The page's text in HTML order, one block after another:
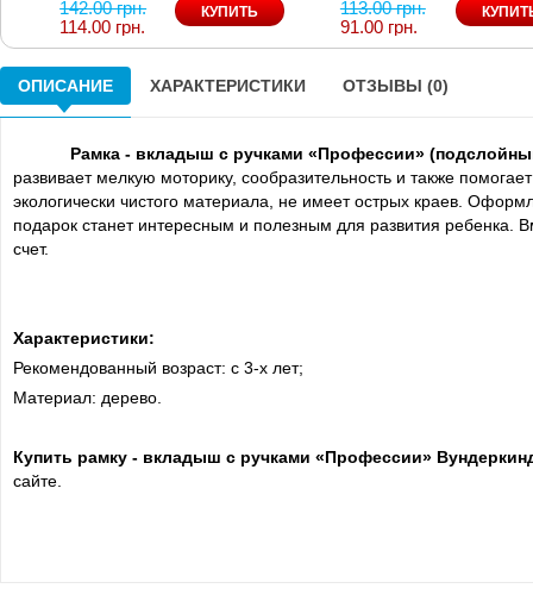
142.00 грн.
114.00 грн.
113.00 грн.
91.00 грн.
ОПИСАНИЕ ХАРАКТЕРИСТИКИ ОТЗЫВЫ (0)
Рамка - вкладыш с ручками «Профессии»
развивает мелкую моторику, сообразительность и также
экологически чистого материала, не имеет острых краев.
подарок станет интересным и полезным для развития
счет.
Характеристики:
Рекомендованный возраст: с 3-х лет;
Материал: дерево.
Купить рамку - вкладыш с ручками «Профессии»
сайте.